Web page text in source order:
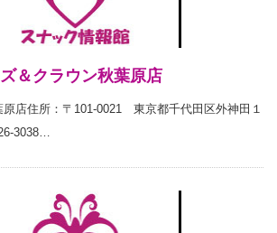
＆クラウン秋葉原店
原店住所：〒101-0021 東京都千代田区外神田１
3038…